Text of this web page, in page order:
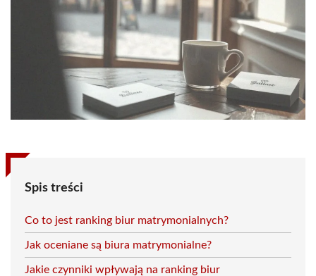
Spis treści
Co to jest ranking biur matrymonialnych?
Jak oceniane są biura matrymonialne?
Jakie czynniki wpływają na ranking biur